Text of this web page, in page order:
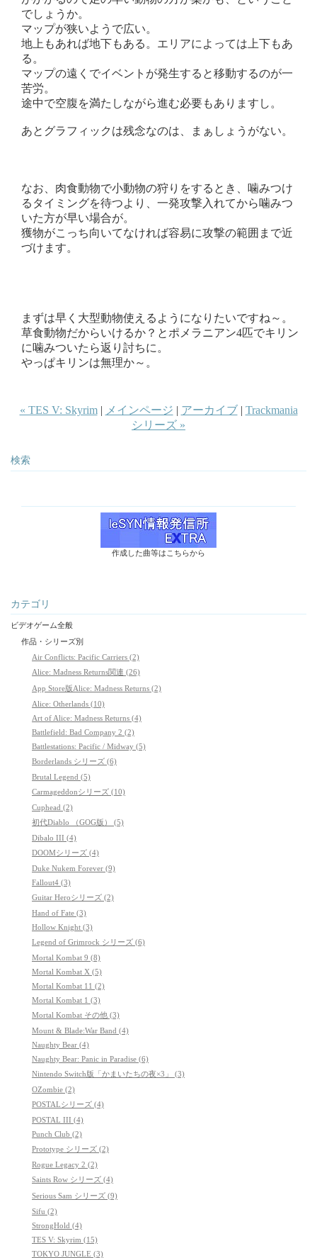
でしょうか。
マップが狭いようで広い。
地上もあれば地下もある。エリアによっては上下もあ
る。
マップの遠くでイベントが発生すると移動するのが一
苦労。
途中で空腹を満たしながら進む必要もありますし。
あとグラフィックは残念なのは、まぁしょうがない。
なお、肉食動物で小動物の狩りをするとき、噛みつけ
るタイミングを待つより、一発攻撃入れてから噛みつ
いた方が早い場合が。
獲物がこっち向いてなければ容易に攻撃の範囲まで近
づけます。
まずは早く大型動物使えるようになりたいですね～。
草食動物だからいけるか？とポメラニアン4匹でキリン
に噛みついたら返り討ちに。
やっぱキリンは無理か～。
« TES V: Skyrim| メインページ | アーカイブ| Trackmania
シリーズ »
検索
作成した曲等はこちらから
カテゴリ
ビデオゲーム全般
作品・シリーズ別
Air Conflicts: Pacific Carriers (2)
Alice: Madness Returns関連 (26)
App Store版Alice: Madness Returns (2)
Alice: Otherlands (10)
Art of Alice: Madness Returns (4)
Battlefield: Bad Company 2 (2)
Battlestations: Pacific / Midway (5)
Borderlands シリーズ (6)
Brutal Legend (5)
Carmageddonシリーズ (10)
Cuphead (2)
初代Diablo （GOG版） (5)
Dibalo III (4)
DOOMシリーズ (4)
Duke Nukem Forever (9)
Fallout4 (3)
Guitar Heroシリーズ (2)
Hand of Fate (3)
Hollow Knight (3)
Legend of Grimrock シリーズ (6)
Mortal Kombat 9 (8)
Mortal Kombat X (5)
Mortal Kombat 11 (2)
Mortal Kombat 1 (3)
Mortal Kombat その他 (3)
Mount & Blade:War Band (4)
Naughty Bear (4)
Naughty Bear: Panic in Paradise (6)
Nintendo Switch版「かまいたちの夜×3」 (3)
OZombie (2)
POSTALシリーズ (4)
POSTAL III (4)
Punch Club (2)
Prototype シリーズ (2)
Rogue Legacy 2 (2)
Saints Row シリーズ (4)
Serious Sam シリーズ (9)
Sifu (2)
StrongHold (4)
TES V: Skyrim (15)
TOKYO JUNGLE (3)